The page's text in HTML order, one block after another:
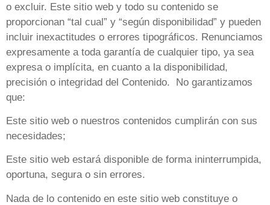
o excluir. Este sitio web y todo su contenido se
proporcionan “tal cual” y “según disponibilidad” y pueden
incluir inexactitudes o errores tipográficos. Renunciamos
expresamente a toda garantía de cualquier tipo, ya sea
expresa o implícita, en cuanto a la disponibilidad,
precisión o integridad del Contenido. No garantizamos
que:
Este sitio web o nuestros contenidos cumplirán con sus
necesidades;
Este sitio web estará disponible de forma ininterrumpida,
oportuna, segura o sin errores.
Nada de lo contenido en este sitio web constituye o